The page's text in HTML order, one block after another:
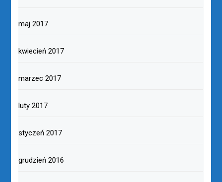
maj 2017
kwiecień 2017
marzec 2017
luty 2017
styczeń 2017
grudzień 2016